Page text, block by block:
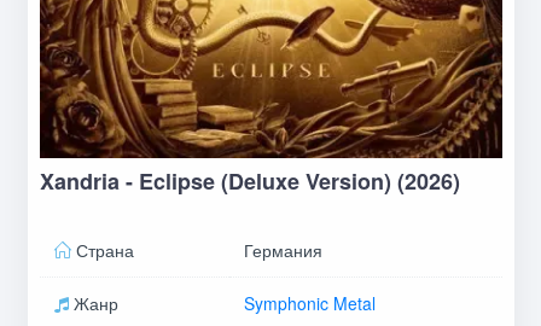
Xandria - Eclipse (Deluxe Version) (2026)
Страна Германия
Жанр Symphonic Metal